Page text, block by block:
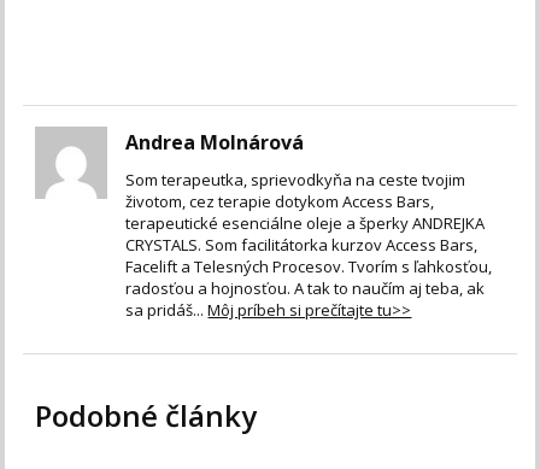
Andrea Molnárová
Som terapeutka, sprievodkyňa na ceste tvojim
životom, cez terapie dotykom Access Bars,
terapeutické esenciálne oleje a šperky ANDREJKA
CRYSTALS. Som facilitátorka kurzov Access Bars,
Facelift a Telesných Procesov. Tvorím s ľahkosťou,
radosťou a hojnosťou. A tak to naučím aj teba, ak
sa pridáš...Môj príbeh si prečítajte tu>>
Podobné články